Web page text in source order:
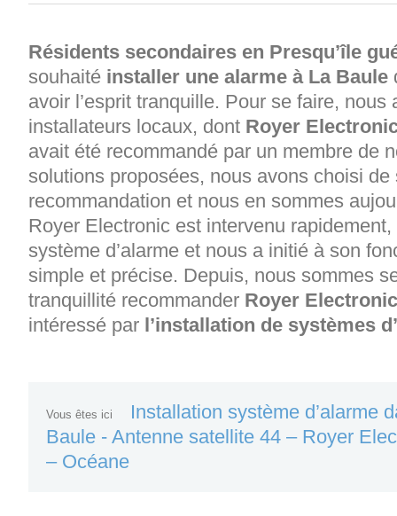
Résidents secondaires en Presqu’île
souhaité installer une alarme à La Baule
avoir l’esprit tranquille. Pour se faire,
installateurs locaux, dont Royer
avait été recommandé par un membre de
solutions proposées, nous avons choisi de
recommandation et nous en sommes
Royer Electronic est intervenu
système d’alarme et nous a initié à son
simple et précise. Depuis, nous sommes
tranquillité recommander Royer Electronic
intéressé par l’installation de systèmes
Vous êtes ici
Installation système d’alarme
Baule - Antenne satellite 44 – Royer
– Océane